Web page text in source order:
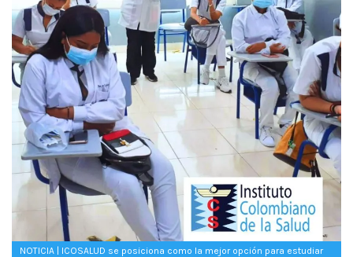
NOTICIA | ICOSALUD se posiciona como la mejor opción para estudiar